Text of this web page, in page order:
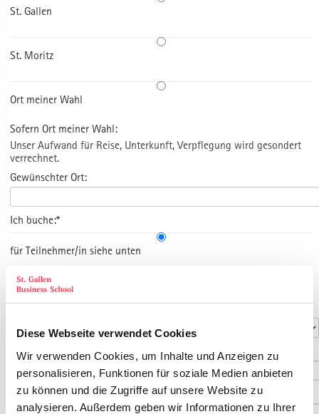
Diese Webseite verwendet Cookies
Wir verwenden Cookies, um Inhalte und Anzeigen zu
personalisieren, Funktionen für soziale Medien anbieten
zu können und die Zugriffe auf unsere Website zu
analysieren. Außerdem geben wir Informationen zu Ihrer
St. Gallen
St. Moritz
Ort meiner Wahl
Sofern Ort meiner Wahl:
Unser Aufwand für Reise, Unterkunft, Verpflegung wird gesondert
verrechnet.
Gewünschter Ort:
Ich buche:*
für Teilnehmer/in siehe unten
Titel
Name*